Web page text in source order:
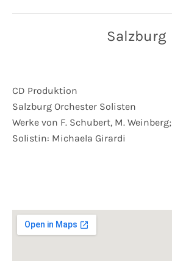
Salzburg
CD Produktion
Salzburg Orchester Solisten
Werke von F. Schubert, M. Weinberg;
Solistin: Michaela Girardi